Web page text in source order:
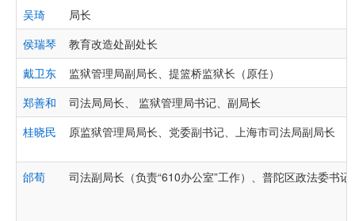
吴琦
局长
侯瑞琴
教育改造处副处长
戴卫东
监狱管理局副局长、提篮桥监狱长（原任）
郑善和
司法局局长、 监狱管理局书记、副局长
桂晓民
原监狱管理局局长、党委副书记、上海市司法局副局长
邰荀 司法副局长（负责“610办公室”工作）、普陀区政法委书